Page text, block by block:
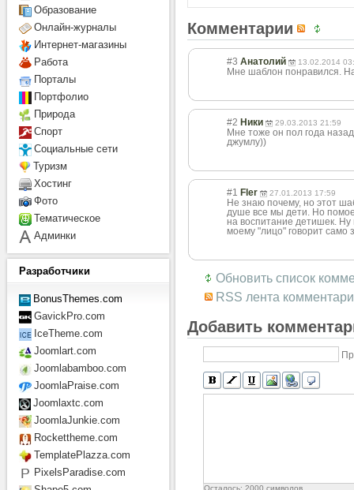
Комментарии
#3 Анатолий 13.02.2014
Мне шаблон понравился.
#2 Ники 29.03.2013 21:59
Мне тоже он пол года
джумлу))
#1 Fler 27.01.2013 17:59
Не знаю почему, но этот
душе все мы дети. Но
на воспитание детишек.
моему "лицо" говорит само
Обновить список
RSS лента
Добавить
Осталось: 2000 символов
Образование
Онлайн-журналы
Интернет-магазины
Работа
Порталы
Портфолио
Природа
Спорт
Социальные сети
Туризм
Хостинг
Фото
Тематическое
Админки
Разработчики
BonusThemes.com
GavickPro.com
IceTheme.com
Joomlart.com
Joomlabamboo.com
JoomlaPraise.com
Joomlaxtc.com
JoomlaJunkie.com
Rockettheme.com
TemplatePlazza.com
PixelsParadise.com